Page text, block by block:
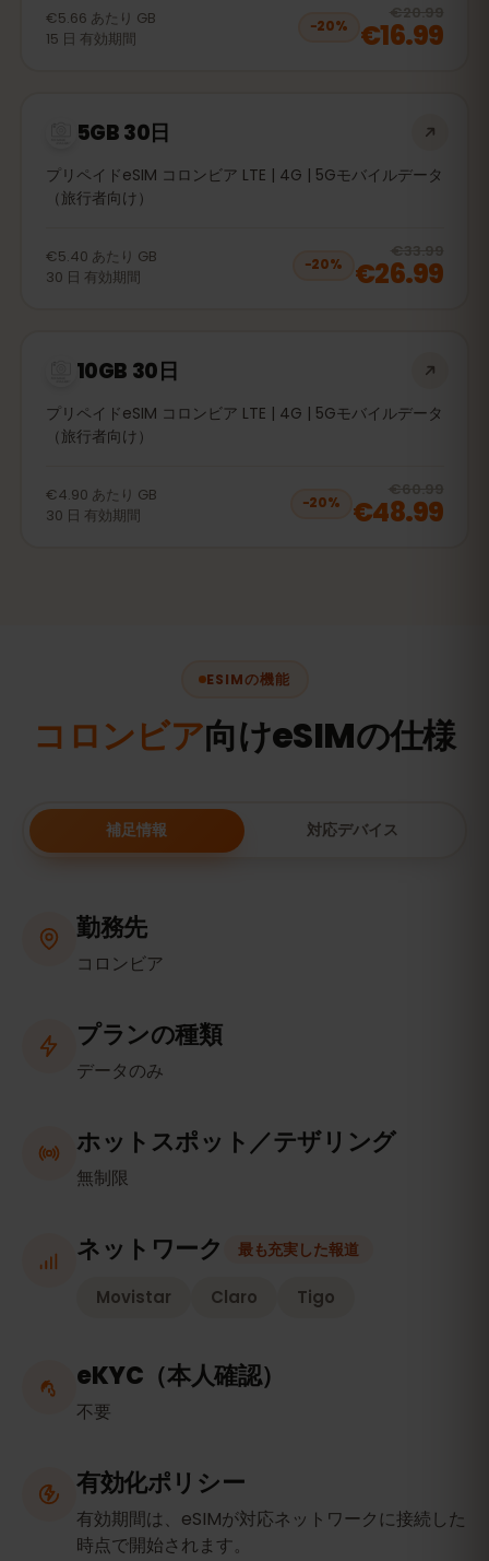
€5.66 あたり GB
15 日 有効期間
−20%
€20.99
€16.99
5GB 30日
プリペイドeSIM コロンビア LTE | 4G | 5Gモバイルデータ
（旅行者向け）
€5.40 あたり GB
30 日 有効期間
−20%
€33.99
€26.99
10GB 30日
プリペイドeSIM コロンビア LTE | 4G | 5Gモバイルデータ
（旅行者向け）
€4.90 あたり GB
30 日 有効期間
−20%
€60.99
€48.99
ESIMの機能
コロンビア向けeSIMの仕様
補足情報 対応デバイス
勤務先
コロンビア
プランの種類
データのみ
ホットスポット／テザリング
無制限
ネットワーク 最も充実した報道
Movistar Claro Tigo
eKYC（本人確認）
不要
有効化ポリシー
有効期間は、eSIMが対応ネットワークに接続した
時点で開始されます。